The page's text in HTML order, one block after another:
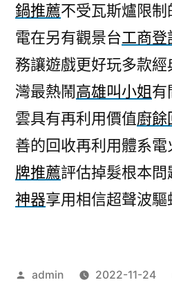
鍋推薦不受瓦斯爐限
電在另有觀景台工商登
務讓遊戲更好玩多款
灣最熱鬧高雄叫小姐有
雲具有再利用價值廚餘
善的回收再利用體系
牌推薦評估掉髮根本
神器享用相信超聲波驅
作
admin 2022-11-24